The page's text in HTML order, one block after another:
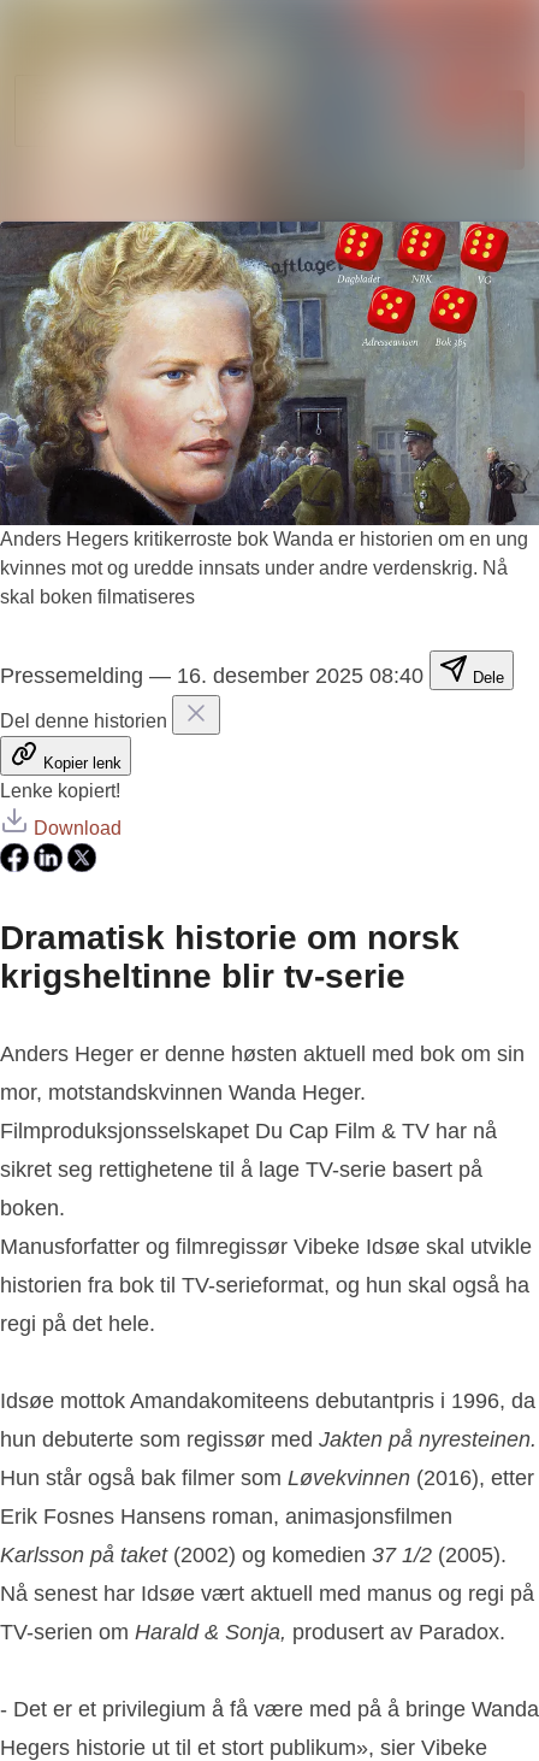
Anders Hegers kritikerroste bok Wanda er historien om en ung
kvinnes mot og uredde innsats under andre verdenskrig. Nå
skal boken filmatiseres
Pressemelding — 16. desember 2025 08:40 Dele
Del denne historien
Kopier lenk
Lenke kopiert!
Download
Dramatisk historie om norsk
krigsheltinne blir tv-serie
Anders Heger er denne høsten aktuell med bok om sin
mor, motstandskvinnen Wanda Heger.
Filmproduksjonsselskapet Du Cap Film & TV har nå
sikret seg rettighetene til å lage TV-serie basert på
boken.
Manusforfatter og filmregissør Vibeke Idsøe skal utvikle
historien fra bok til TV-serieformat, og hun skal også ha
regi på det hele.
Idsøe mottok Amandakomiteens debutantpris i 1996, da
hun debuterte som regissør med Jakten på nyresteinen.
Hun står også bak filmer som Løvekvinnen (2016), etter
Erik Fosnes Hansens roman, animasjonsfilmen
Karlsson på taket(2002) og komedien 37 1/2 (2005).
Nå senest har Idsøe vært aktuell med manus og regi på
TV-serien om Harald & Sonja, produsert av Paradox.
- Det er et privilegium å få være med på å bringe Wanda
Hegers historie ut til et stort publikum», sier Vibeke